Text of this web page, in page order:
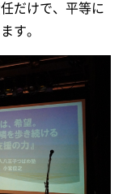
だけで、平等に
す。